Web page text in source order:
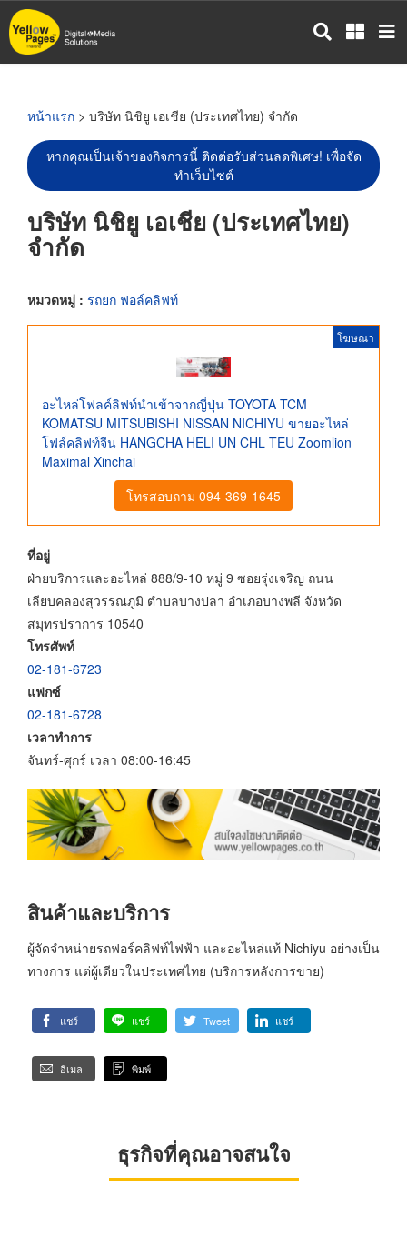
ข้าม
ไป
หน้าแรก > บริษัท นิชิยู เอเชีย (ประเทศไทย) จำกัด
หากคุณเป็นเจ้าของกิจการนี้ ติดต่อรับส่วนลดพิเศษ! เพื่อจัด
ทำเว็บไซต์
บริษัท นิชิยู เอเชีย (ประเทศไทย)
จำกัด
หมวดหมู่ : รถยก ฟอล์คลิฟท์
โฆษณา
อะไหล่โฟลค์ลิฟท์นำเข้าจากญี่ปุ่น TOYOTA TCM
KOMATSU MITSUBISHI NISSAN NICHIYU ขายอะไหล่
โฟล์คลิฟท์จีน HANGCHA HELI UN CHL TEU Zoomlion
Maximal Xinchai
โทรสอบถาม 094-369-1645
ที่อยู่
ฝ่ายบริการและอะไหล่ 888/9-10 หมู่ 9 ซอยรุ่งเจริญ ถนน
เลียบคลองสุวรรณภูมิ ตำบลบางปลา อำเภอบางพลี จังหวัด
สมุทรปราการ 10540
โทรศัพท์
02-181-6723
แฟกซ์
02-181-6728
เวลาทำการ
จันทร์-ศุกร์ เวลา 08:00-16:45
สินค้าและบริการ
ผู้จัดจำหน่ายรถฟอร์คลิฟท์ไฟฟ้า และอะไหล่แท้ Nichiyu อย่างเป็น
ทางการ แต่ผู้เดียวในประเทศไทย (บริการหลังการขาย)
แชร์ แชร์ Tweet แชร์
อีเมล พิมพ์
ธุรกิจที่คุณอาจสนใจ